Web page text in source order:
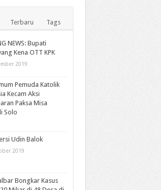
Terbaru Tags
NEWS: Bupati
Kena OTT KPK
2019
Pemuda Katolik
Kecam Aksi
Paksa Misa
Solo
Udin Balok
2019
Bongkar Kasus